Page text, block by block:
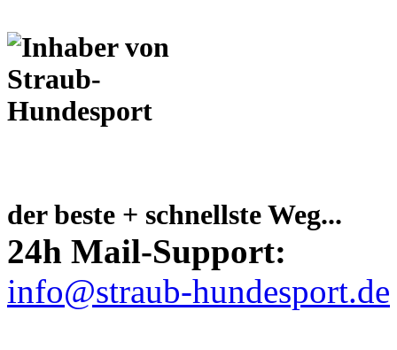
der beste + schnellste Weg...
24h Mail-Support:
info@straub-hundesport.de